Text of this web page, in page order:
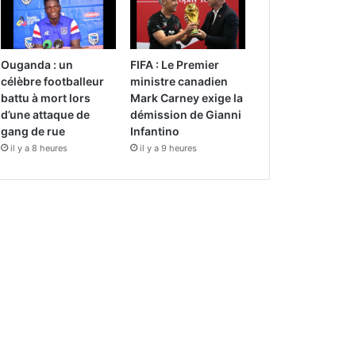
Ouganda : un
célèbre footballeur
battu à mort lors
d’une attaque de
gang de rue
il y a 8 heures
FIFA : Le Premier
ministre canadien
Mark Carney exige la
démission de Gianni
Infantino
il y a 9 heures